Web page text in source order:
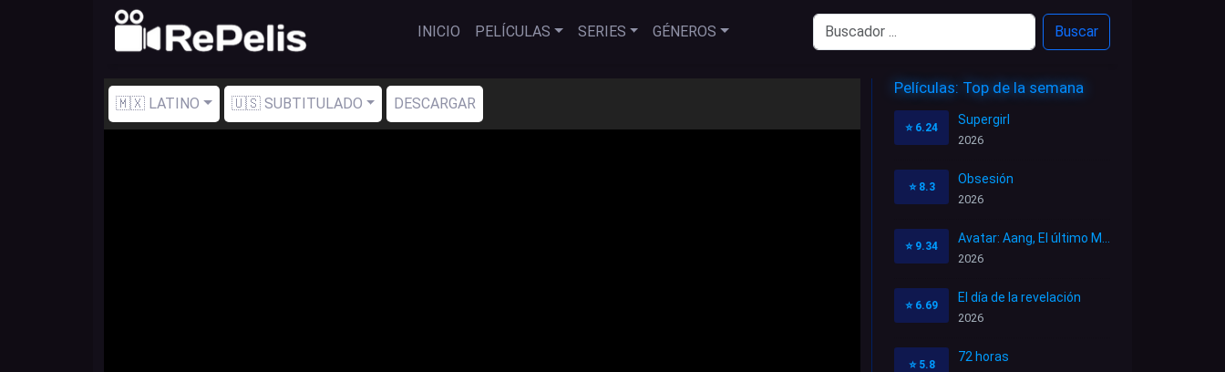
INICIO PELÍCULAS SERIES GÉNEROS Buscar
🇲🇽 LATINO 🇺🇸 SUBTITULADO DESCARGAR
Películas: Top de la semana
⭐ 6.24
Supergirl
2026
⭐ 8.3
Obsesión
2026
⭐ 9.34
2026
⭐ 6.69
El día de la revelación
2026
⭐ 5.8
72 horas